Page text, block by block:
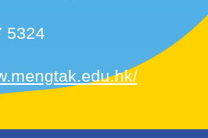
5324